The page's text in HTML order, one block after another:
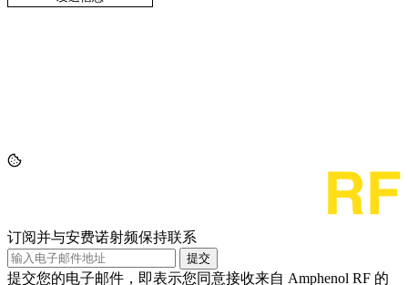
订阅并与安费诺射频保持联系
提交
提交您的电子邮件，即表示您同意接收来自 Amphenol RF 的